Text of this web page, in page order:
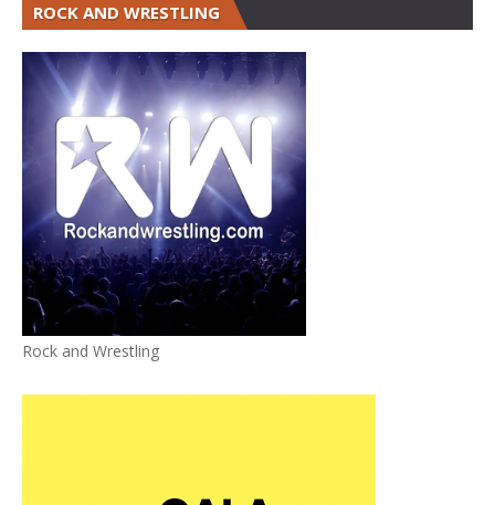
ROCK AND WRESTLING
Rock and Wrestling